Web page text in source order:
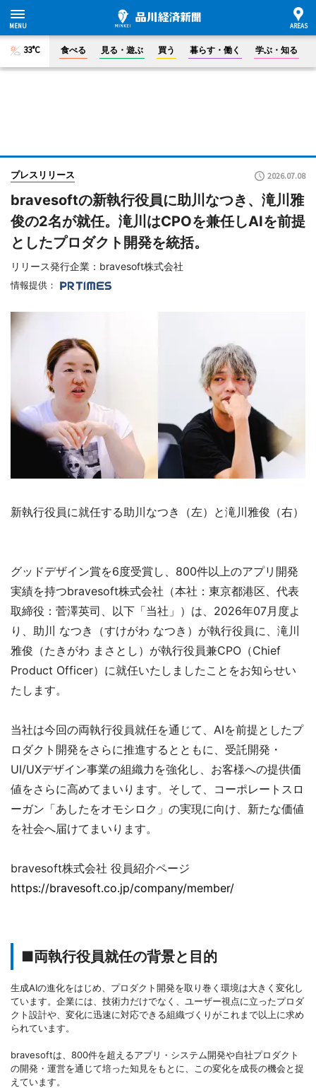
33°C 食べる 見る・遊ぶ 買う 暮らす・働く 学ぶ・知る
プレスリリース 2026.07.08
bravesoftの新執行役員に助川なつき、滝川雅
俊の2名が就任。滝川はCPOを兼任しAIを前提
としたプロダクト開発を統括。
リリース発行企業：bravesoft株式会社
情報提供：
新執行役員に就任する助川なつき（左）と滝川雅俊（右）
グッドデザイン賞を6度受賞し、800件以上のアプリ開発
実績を持つbravesoft株式会社（本社：東京都港区、代表
取締役：菅澤英司、以下「当社」）は、2026年07月度よ
り、助川 なつき（すけがわ なつき）が執行役員に、滝川
雅俊（たきがわ まさとし）が執行役員兼CPO（Chief
Product Officer）に就任いたしましたことをお知らせい
たします。
当社は今回の両執行役員就任を通じて、AIを前提としたプ
ロダクト開発をさらに推進するとともに、受託開発・
UI/UXデザイン事業の組織力を強化し、お客様への提供価
値をさらに高めてまいります。そして、コーポレートスロ
ーガン「あしたをオモシロク」の実現に向け、新たな価値
を社会へ届けてまいります。
bravesoft株式会社 役員紹介ページ
https://bravesoft.co.jp/company/member/
■両執行役員就任の背景と目的
生成AIの進化をはじめ、プロダクト開発を取り巻く環境は大きく変化し
ています。企業には、技術力だけでなく、ユーザー視点に立ったプロダ
クト設計や、変化に迅速に対応できる組織づくりがこれまで以上に求め
られています。
bravesoftは、800件を超えるアプリ・システム開発や自社プロダクト
の開発・運営を通じて培った知見をもとに、この変化を成長の機会と捉
えています。